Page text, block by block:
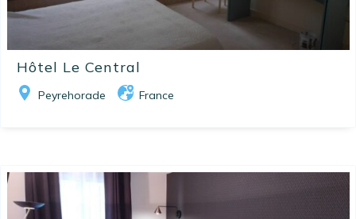
Hôtel Le Central
Peyrehorade France